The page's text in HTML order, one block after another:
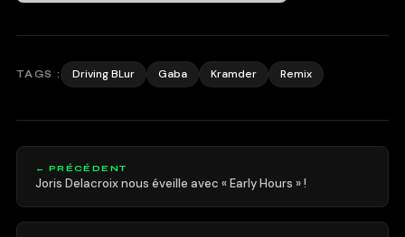
TAGS : Driving BLur Gaba Kramder Remix
← PRÉCÉDENT
Joris Delacroix nous éveille avec « Early Hours » !